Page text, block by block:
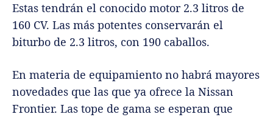
Estas tendrán el conocido motor 2.3 litros de
160 CV. Las más potentes conservarán el
biturbo de 2.3 litros, con 190 caballos.
En materia de equipamiento no habrá mayores
novedades que las que ya ofrece la Nissan
Frontier. Las tope de gama se esperan que